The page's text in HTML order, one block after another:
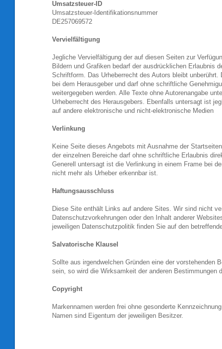
Umsatzsteuer-ID
Umsatzsteuer-Identifikationsnummer
DE257069572
Vervielfältigung
Jegliche Vervielfältigung der auf diesen Seiten zur
Bildern und Grafiken bedarf der ausdrücklichen Erlaubnis
Schriftform. Das Urheberrecht des Autors bleibt unberührt.
bei dem Herausgeber und darf ohne schriftliche
weitergegeben werden. Alle Texte ohne Autorenangabe
Urheberrecht des Herausgebers. Ebenfalls untersagt ist
auf andere elektronische und nicht-elektronische Medien
Verlinkung
Keine Seite dieses Angebots mit Ausnahme der
der einzelnen Bereiche darf ohne schriftliche Erlaubnis
Generell untersagt ist die Verlinkung in einem Frame bei
nicht mehr als Urheber erkennbar ist.
Haftungsausschluss
Diese Site enthält Links auf andere Sites. Wir sind nicht
Datenschutzvorkehrungen oder den Inhalt anderer
jeweiligen Datenschutzpolitik finden Sie auf den
Salvatorische Klausel
Sollte aus irgendwelchen Gründen eine der vorstehenden
sein, so wird die Wirksamkeit der anderen Bestimmungen
Copyright
Markennamen werden frei ohne gesonderte
Namen sind Eigentum der jeweiligen Besitzer.